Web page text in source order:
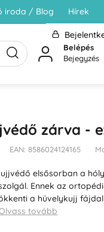
iroda / Blog Hírek
Belépés
Bejegyzés
zárva -
EAN: 8586024124165
elsősorban a
Ennek az
a hüvelykujj
tovább